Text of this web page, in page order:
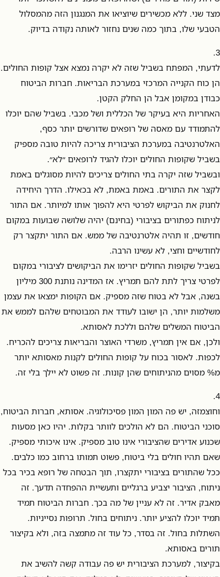
מצד שני. ללא מכשירים שיוציאו את המנגנון הזה מהמסלול
הטבעי שלו, בתוך כמה שנים נחזור לאותה נקודה בדיוק.
3.
לדעתי, המפתח בשביל שזה לא יקרה נמצא אצל קופות החולים.
הן כוח הקנייה המרכזי במערכת הבריאות. חברות הביטוח
כבודן במקומן אבל הן החלק הקטן.
האחריות היא בעיקר של הכללית ושל מכבי. בשביל שהם יוכלו
להתמודד עם מאסה של רופאים שדורשים יותר כסף,
האלטרנטיבה במערכת הציבורית צריכה להיות טובה מספיק
בשביל שקופות החולים יוכלו להגיד לרופאים ״לא״.
ובשביל שזה יקרה בתי החולים צריכים להיות מסוגלים באמת
לקצר את התורים. באמת באמת, לא בכאילו. הדרך היחידה
לחנוק את הביקוש לפרטי היא להפוך אותו למיותר. אם התור
לניתוח כפתורים בציבורי (בחינם) יהיה שלושה שבועות במקום
חודשים, זו תהיה אלטרנטיבה של ממש. אם התור יתקצר רק
לחודשיים וחצי, לא עשינו הרבה.
בשביל שקופות החולים יזרימו את הביקושים לציבורי במקום
לפרטי צריך לתת להם תמריץ. אז המדינה נותנת 300 מיליון
בשנה, אבל לא בטוח שזה מספיק. אם הקופות ימצאו את עצמן
משלמות יותר, הן ישובו לעודד את המבוטחים שלהם לממש את
הביטוח המשלים שלהם וללכת לאסותא.
ולכן, אם אין תמריץ, משרדי האוצר והבריאות צריכים להכריח.
לכפות. לאסור בכוח על קופות החולים לקנות מאסותא יותר
מ% מסוים מהניתוחים שהן קונות. זה פשוט לא יילך בלי זה.
4.
וחוצמזה, יש פה המון המון פסיכולוגיה. אסותא, חברות הביטוח,
סוכני הביטוח. הם לא הולכים לוותר בקלות. יהיו כאן מסעות
שכנוע אדירים שהציבורי אינו טוב מספיק. אינו איכותי מספיק.
שאם תהיו חולים בלי ביטוח, פשוט תמותו ברחוב כמו כלבים.
ככל שהתורים בציבורי יתקצרו, תוך הבטחה של רופא בכיר בכל
ניתוח, הציבור יצביע ברגליים ותעשיית ההפחדה תדעך. זה
מאבק אדיר. זה לא עניין של מה בכך. חברות הביטוח תמיד
תמיד יוכלו להציע יותר. ניתוחים בחול. תרופות נסייניות.
השתלות בחול. זה בסדר, כל עוד זה מתמצה בזה, ולא בקיצור
תורים באסותא.
בקיצור, למערכת הציבורית יש פה עבודה קשה להשיב את